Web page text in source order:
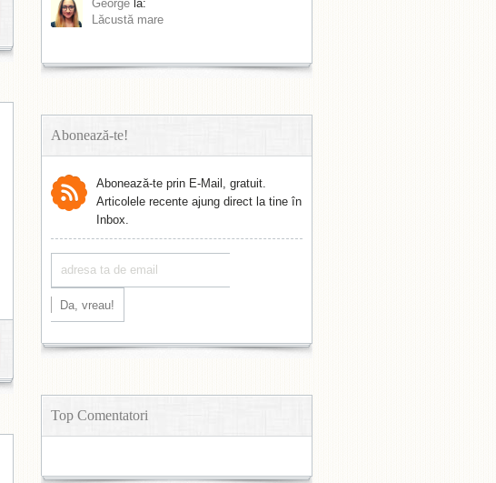
George la:
Lăcustă mare
Abonează-te!
Abonează-te prin E-Mail, gratuit.
Articolele recente ajung direct la tine în
Inbox.
Top Comentatori